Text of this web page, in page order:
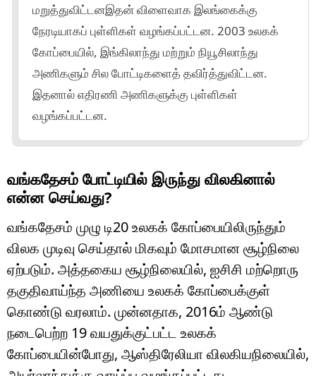
மறுத்துவிட்டனஇதன் விளைவாக இலங்கைக்கு
நேரடியாகப் புள்ளிகள் வழங்கப்பட்டன. 2003 உலகக்
கோப்பையில், இங்கிலாந்து மற்றும் நியூசிலாந்து
அணிகளும் சில போட்டிகளைத் தவிர்த்துவிட்டன.
இதனால் எதிரணி அணிகளுக்கு புள்ளிகள்
வழங்கப்பட்டன.
வங்கதேசம் போட்டியில் இருந்து விலகினால்
என்ன செய்வது?
வங்கதேசம் முழு டி20 உலகக் கோப்பையிலிருந்தும்
விலக முடிவு செய்தால் மிகவும் மோசமான சூழ்நிலை
ஏற்படும். அத்தகைய சூழ்நிலையில், ஐசிசி மற்றொரு
தகுதிவாய்ந்த அணியை உலகக் கோப்பைக்குள்
கொண்டு வரலாம். முன்னதாக, 2016ம் ஆண்டு
நடைபெற்ற 19 வயதுக்குட்பட்ட உலகக்
கோப்பையின்போது, ஆஸ்திரேலியா விலகியநிலையில்,